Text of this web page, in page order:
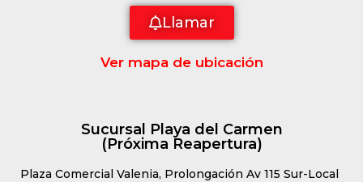
Llamar
Ver mapa de ubicación
Sucursal Playa del Carmen
(Próxima Reapertura)
Plaza Comercial Valenia, Prolongación Av 115 Sur-Local